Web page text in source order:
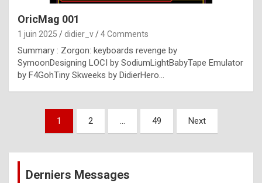
y
l
e
x
a
OricMag 001
1 juin 2025 didier_v 4 Comments
Summary : Zorgon: keyboards revenge by
SymoonDesigning LOCI by SodiumLightBabyTape Emulator
by F4GohTiny Skweeks by DidierHero…
Pagination
publications
1 2 … 49 Next
Derniers Messages